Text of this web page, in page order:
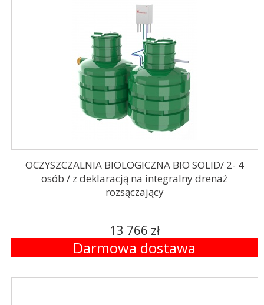
OCZYSZCZALNIA BIOLOGICZNA BIO SOLID/ 2- 4
osób / z deklaracją na integralny drenaż
rozsączający
13 766 zł
Darmowa dostawa